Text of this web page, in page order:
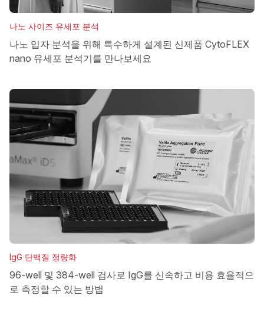
나노 사이즈 유세포 분석
나노 입자 분석을 위해 특수하게 설계된 신제품 CytoFLEX
nano 유세포 분석기를 만나보세요
IgG 단백질 정량화
96-well 및 384-well 검사로 IgG를 신속하고 비용 효율적으
로 측정할 수 있는 방법